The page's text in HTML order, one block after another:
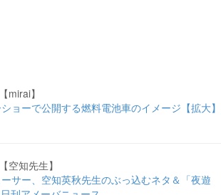
mirai】
ョーで公開する燃料電池車のイメージ【拡大】
空知先生】
ーサー、空知英秋先生のぶっ込むネタ＆「夜遊